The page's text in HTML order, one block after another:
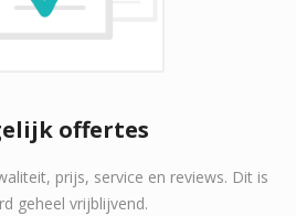
offertes
prijs, service en reviews. Dit is
geheel vrijblijvend.